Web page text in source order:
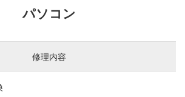
パソコン
修理内容